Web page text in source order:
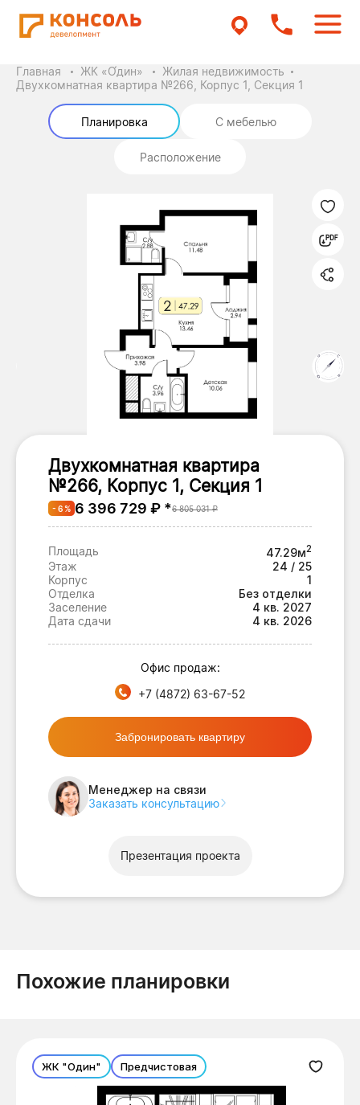
Главная ЖК «О́дин»
Жилая недвижимость
Двухкомнатная квартира №266, Корпус 1, Секция 1
Планировка С мебелью
Расположение
Двухкомнатная квартира
№266, Корпус 1, Секция 1
- 6 % 6 396 729 ₽ *6 805 031 ₽
Площадь 47.29м2
Этаж
24 / 25
Корпус
1
Отделка
Без отделки
Заселение
4 кв. 2027
Дата сдачи
4 кв. 2026
Офис продаж:
+7 (4872) 63-67-52
Забронировать квартиру
Менеджер на связи
Заказать консультацию
Презентация проекта
Похожие планировки
ЖК "Один" Предчистовая